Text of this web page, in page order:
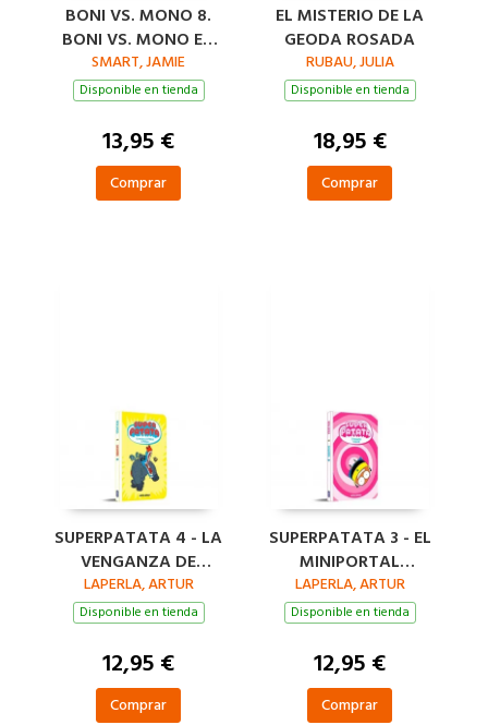
BONI VS. MONO 8.
BONI VS. MONO EN
PUERCO Y ALMA
SMART, JAMIE
Disponible en tienda
13,95 €
Comprar
EL MISTERIO DE LA
GEODA ROSADA
RUBAU, JULIA
Disponible en tienda
18,95 €
Comprar
SUPERPATATA 4 - LA
VENGANZA DE
MALICIA LA
MALIGNA
LAPERLA, ARTUR
Disponible en tienda
12,95 €
Comprar
SUPERPATATA 3 - EL
MINIPORTAL
TEMPORAL
LAPERLA, ARTUR
Disponible en tienda
12,95 €
Comprar